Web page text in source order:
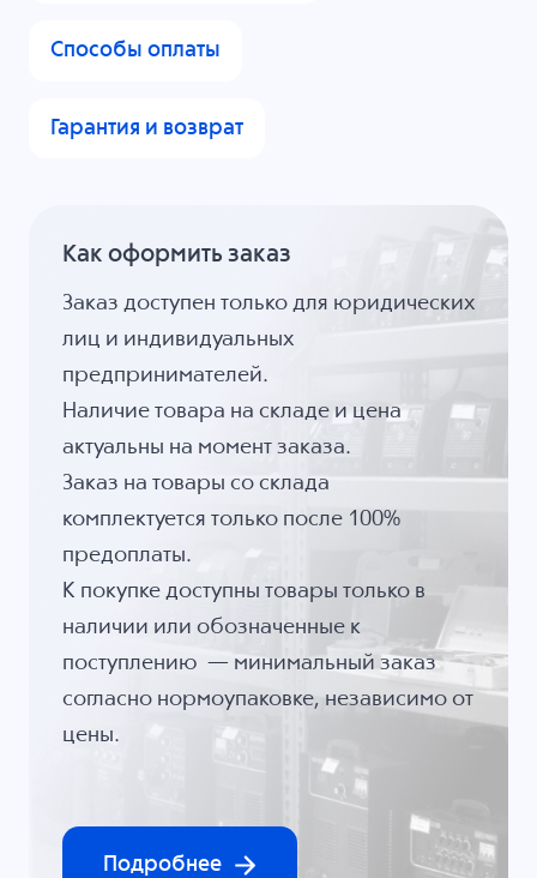
Способы оплаты
Гарантия и возврат
Как оформить заказ
Заказ доступен только для юридических
лиц и индивидуальных
предпринимателей.
Наличие товара на складе и цена
актуальны на момент заказа.
Заказ на товары со склада
комплектуется только после 100%
предоплаты.
К покупке доступны товары только в
наличии или обозначенные к
поступлению — минимальный заказ
согласно нормоупаковке, независимо от
цены.
Подробнее